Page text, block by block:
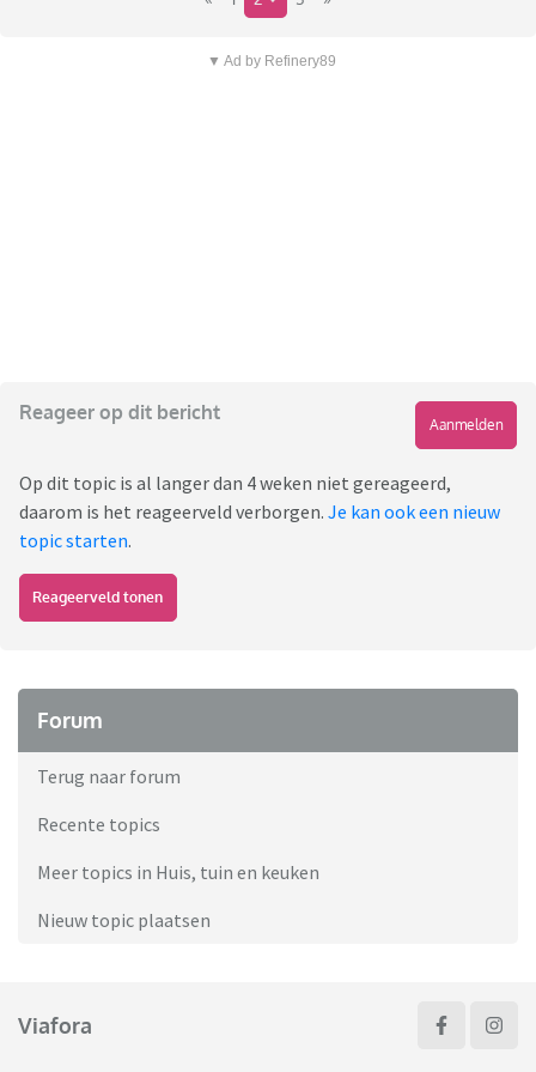
▼ Ad by Refinery89
Reageer op dit bericht
Aanmelden
Op dit topic is al langer dan 4 weken niet gereageerd,
daarom is het reageerveld verborgen. Je kan ook een nieuw
topic starten.
Reageerveld tonen
Forum
Terug naar forum
Recente topics
Meer topics in Huis, tuin en keuken
Nieuw topic plaatsen
Viafora